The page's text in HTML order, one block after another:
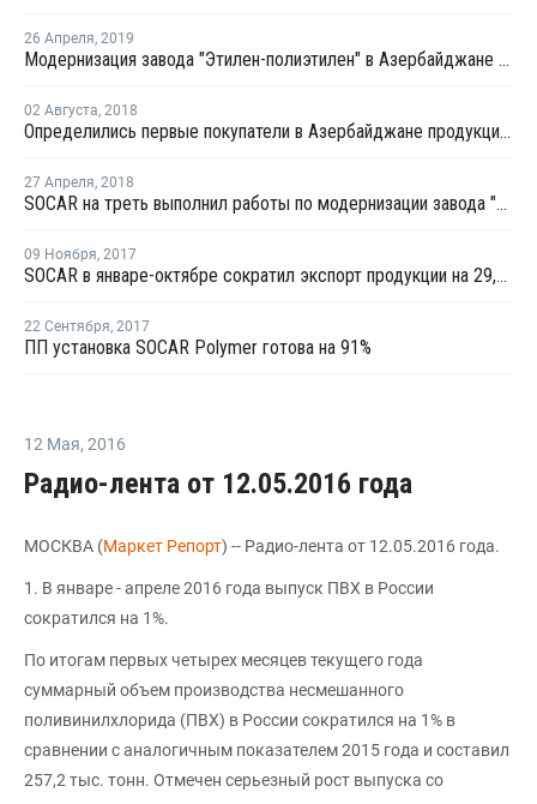
26 Апреля, 2019
Модернизация завода "Этилен-полиэтилен" в Азербайджане завершится во втором квартале 2020 года
02 Августа, 2018
Определились первые покупатели в Азербайджане продукции SOCAR Polymer
27 Апреля, 2018
SOCAR на треть выполнил работы по модернизации завода "Этилен-полиэтилен" в Азербайджане
09 Ноября, 2017
SOCAR в январе-октябре сократил экспорт продукции на 29,4%
22 Сентября, 2017
ПП установка SOCAR Polymer готова на 91%
12 Мая, 2016
Радио-лента от 12.05.2016 года
МОСКВА (Маркет Репорт) -- Радио-лента от 12.05.2016 года.
1. В январе - апреле 2016 года выпуск ПВХ в России
сократился на 1%.
По итогам первых четырех месяцев текущего года
суммарный объем производства несмешанного
поливинилхлорида (ПВХ) в России сократился на 1% в
сравнении с аналогичным показателем 2015 года и составил
257,2 тыс. тонн. Отмечен серьезный рост выпуска со